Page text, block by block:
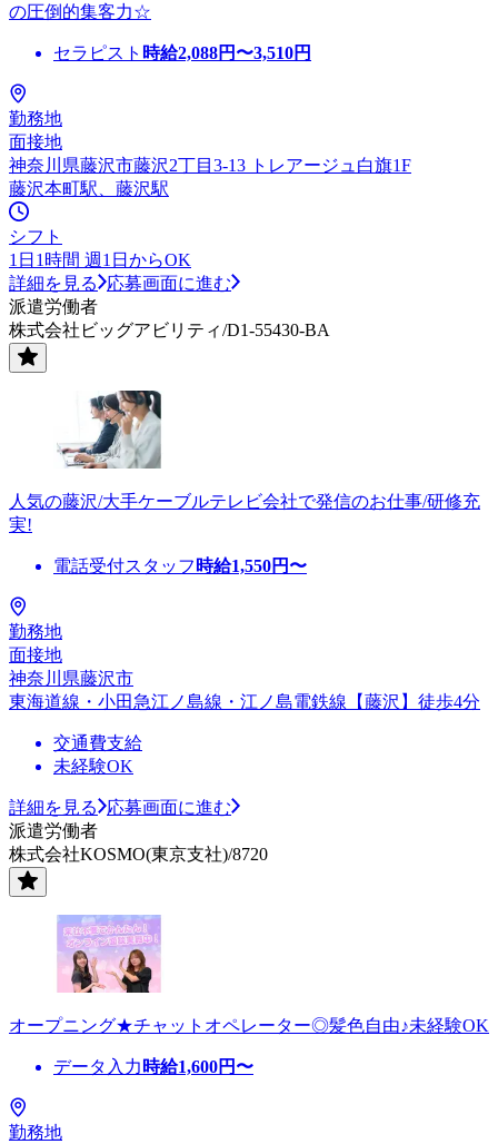
の圧倒的集客力☆
セラピスト 時給2,088円〜3,510円
勤務地
面接地
神奈川県藤沢市藤沢2丁目3-13 トレアージュ白旗1F
藤沢本町駅、藤沢駅
シフト
1日1時間 週1日からOK
詳細を見る
応募画面に進む
派遣労働者
株式会社ビッグアビリティ/D1-55430-BA
人気の藤沢/大手ケーブルテレビ会社で発信のお仕事/研修充
実!
電話受付スタッフ 時給1,550円〜
勤務地
面接地
神奈川県藤沢市
東海道線・小田急江ノ島線・江ノ島電鉄線【藤沢】徒歩4分
交通費支給
未経験OK
詳細を見る
応募画面に進む
派遣労働者
株式会社KOSMO(東京支社)/8720
オープニング★チャットオペレーター◎髪色自由♪未経験OK
データ入力 時給1,600円〜
勤務地